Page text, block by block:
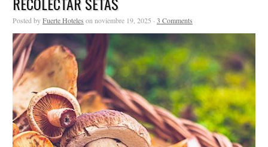
Posted byFuerte Hoteles on noviembre 19, 2025 · 3 Comments